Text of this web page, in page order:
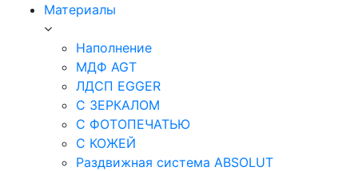
Материалы
Наполнение
МДФ AGT
ЛДСП EGGER
С ЗЕРКАЛОМ
С ФОТОПЕЧАТЬЮ
С КОЖЕЙ
Раздвижная система ABSOLUT